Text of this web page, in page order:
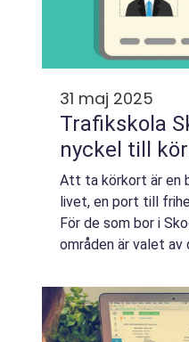
31 maj 2025
Trafikskola
nyckel till
Att ta körkort är en
livet, en port till
För de som bor i
områden är valet